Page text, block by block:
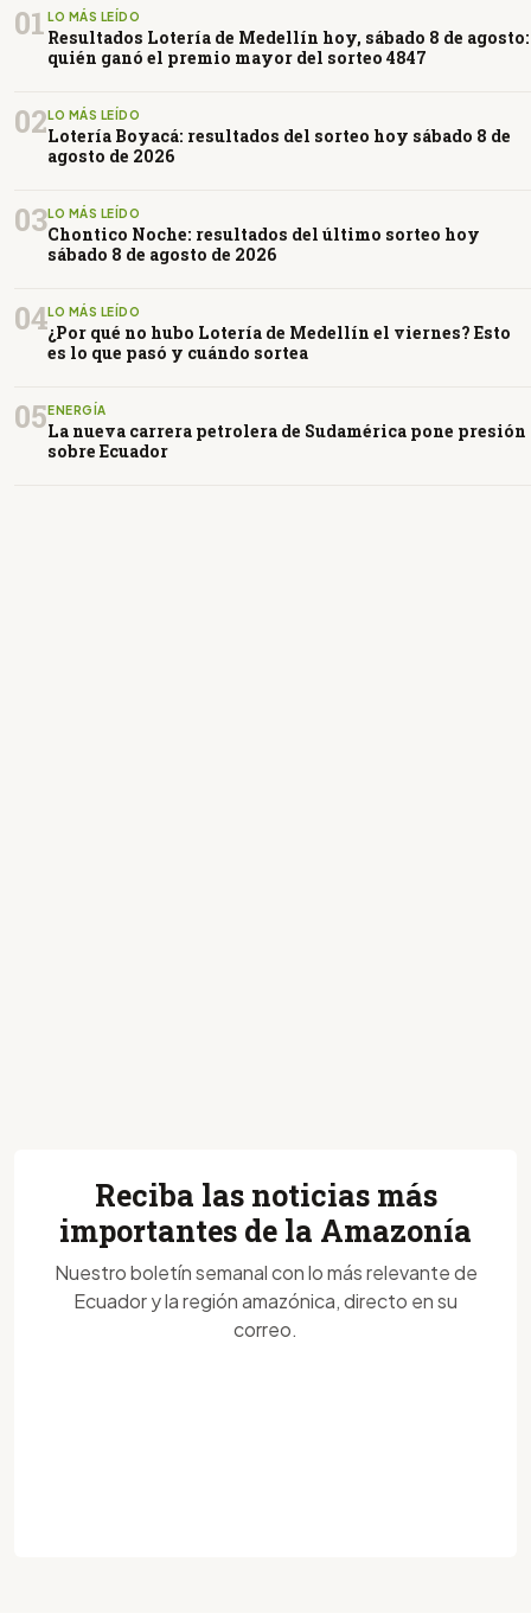
01 LO MÁS LEÍDO
Resultados Lotería de Medellín hoy, sábado 8 de agosto:
quién ganó el premio mayor del sorteo 4847
02LO MÁS LEÍDO
Lotería Boyacá: resultados del sorteo hoy sábado 8 de
agosto de 2026
03LO MÁS LEÍDO
Chontico Noche: resultados del último sorteo hoy
sábado 8 de agosto de 2026
04LO MÁS LEÍDO
¿Por qué no hubo Lotería de Medellín el viernes? Esto
es lo que pasó y cuándo sortea
05ENERGÍA
La nueva carrera petrolera de Sudamérica pone presión
sobre Ecuador
Reciba las noticias más
importantes de la Amazonía
Nuestro boletín semanal con lo más relevante de
Ecuador y la región amazónica, directo en su
correo.